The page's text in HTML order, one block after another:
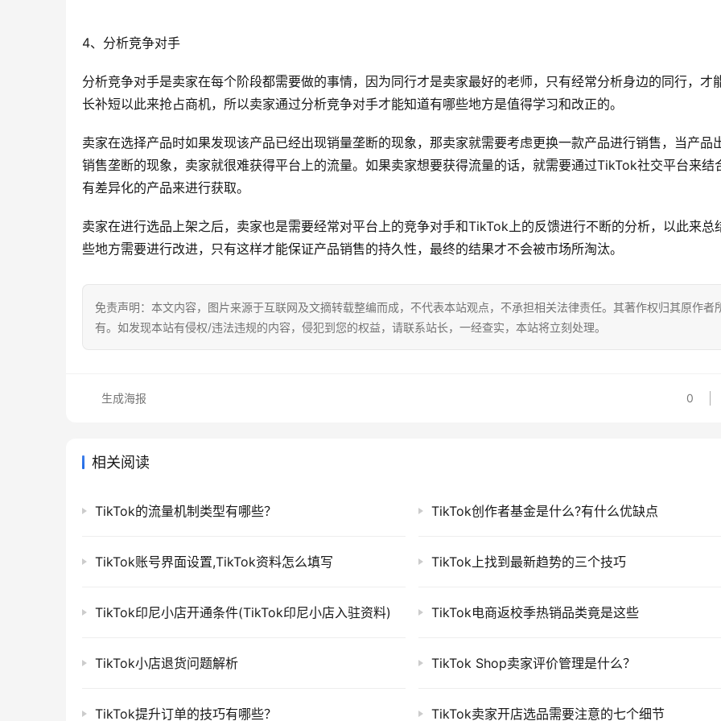
4、分析竞争对手
分析竞争对手是卖家在每个阶段都需要做的事情，因为同行才是卖家最好的老师，只有经常分析身边的同行，才
长补短以此来抢占商机，所以卖家通过分析竞争对手才能知道有哪些地方是值得学习和改正的。
卖家在选择产品时如果发现该产品已经出现销量垄断的现象，那卖家就需要考虑更换一款产品进行销售，当产品
销售垄断的现象，卖家就很难获得平台上的流量。如果卖家想要获得流量的话，就需要通过TikTok社交平台来结
有差异化的产品来进行获取。
卖家在进行选品上架之后，卖家也是需要经常对平台上的竞争对手和TikTok上的反馈进行不断的分析，以此来总
些地方需要进行改进，只有这样才能保证产品销售的持久性，最终的结果才不会被市场所淘汰。
免责声明：本文内容，图片来源于互联网及文摘转载整编而成，不代表本站观点，不承担相关法律责任。其著作权归其原作者
有。如发现本站有侵权/违法违规的内容，侵犯到您的权益，请联系站长，一经查实，本站将立刻处理。
0
生成海报
相关阅读
TikTok的流量机制类型有哪些？ TikTok创作者基金是什么?有什么优缺点
TikTok账号界面设置,TikTok资料怎么填写 TikTok上找到最新趋势的三个技巧
TikTok印尼小店开通条件(TikTok印尼小店入驻资料) TikTok电商返校季热销品类竟是这些
TikTok小店退货问题解析 TikTok Shop卖家评价管理是什么？
TikTok提升订单的技巧有哪些？ TikTok卖家开店选品需要注意的七个细节